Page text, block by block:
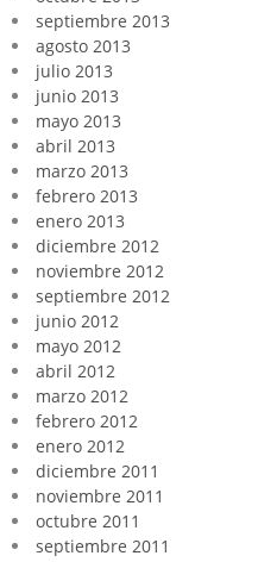
septiembre 2013
agosto 2013
julio 2013
junio 2013
mayo 2013
abril 2013
marzo 2013
febrero 2013
enero 2013
diciembre 2012
noviembre 2012
septiembre 2012
junio 2012
mayo 2012
abril 2012
marzo 2012
febrero 2012
enero 2012
diciembre 2011
noviembre 2011
octubre 2011
septiembre 2011